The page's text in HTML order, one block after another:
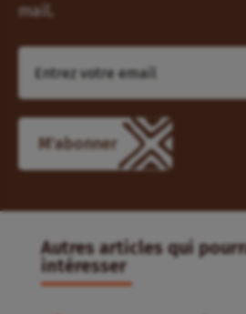
mail.
M'abonner
Autres articles qui
intéresser